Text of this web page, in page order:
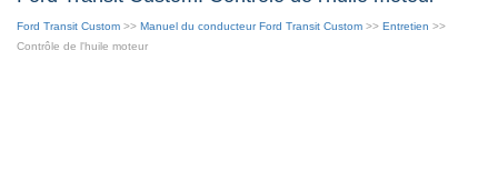
Ford Transit Custom >> Manuel du conducteur Ford Transit Custom >> Entretien >>
Contrôle de l'huile moteur